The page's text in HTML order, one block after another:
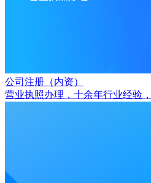
公司注册（内资）
营业执照办理，十余年行业经验